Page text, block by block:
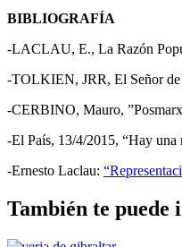
BIBLIOGRAFÍA
-LACLAU, E., La Razón
-TOLKIEN, JRR, El Señor
-CERBINO, Mauro,
-El País, 13/4/2015, “Hay una
-Ernesto Laclau:
También te puede